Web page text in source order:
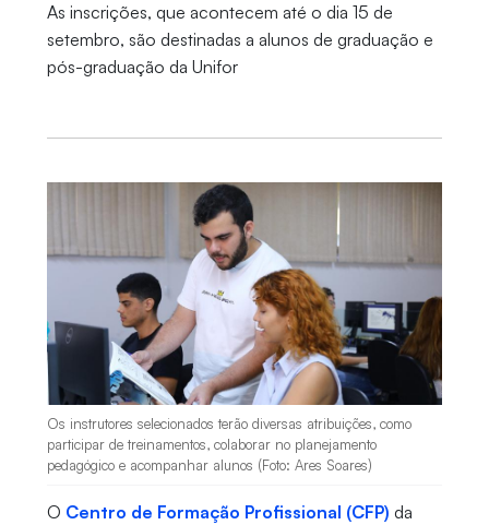
As inscrições, que acontecem até o dia 15 de
setembro, são destinadas a alunos de graduação e
pós-graduação da Unifor
Os instrutores selecionados terão diversas atribuições, como
participar de treinamentos, colaborar no planejamento
pedagógico e acompanhar alunos (Foto: Ares Soares)
O Centro de Formação Profissional (CFP) da